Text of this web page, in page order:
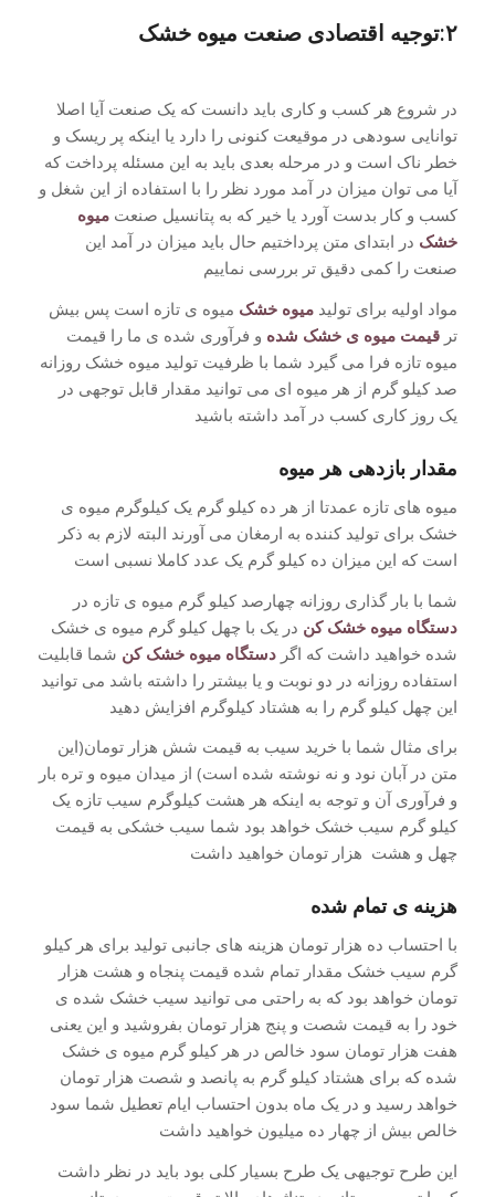
۲:توجیه اقتصادی صنعت میوه خشک
در شروع هر کسب و کاری باید دانست که یک صنعت آیا اصلا
توانایی سودهی در موقیعت کنونی را دارد یا اینکه پر ریسک و
خطر ناک است و در مرحله بعدی باید به این مسئله پرداخت که
آیا می توان میزان در آمد مورد نظر را با استفاده از این شغل و
کسب و کار بدست آورد یا خیر که به پتانسیل صنعت میوه
خشک در ابتدای متن پرداختیم حال باید میزان در آمد این
صنعت را کمی دقیق تر بررسی نماییم
مواد اولیه برای تولید میوه خشک میوه ی تازه است پس بیش
تر قیمت میوه ی خشک شده و فرآوری شده ی ما را قیمت
میوه تازه فرا می گیرد شما با ظرفیت تولید میوه خشک روزانه
صد کیلو گرم از هر میوه ای می توانید مقدار قابل توجهی در
یک روز کاری کسب در آمد داشته باشید
مقدار بازدهی هر میوه
میوه های تازه عمدتا از هر ده کیلو گرم یک کیلوگرم میوه ی
خشک برای تولید کننده به ارمغان می آورند البته لازم به ذکر
است که این میزان ده کیلو گرم یک عدد کاملا نسبی است
شما با بار گذاری روزانه چهارصد کیلو گرم میوه ی تازه در
دستگاه میوه خشک کن در یک با چهل کیلو گرم میوه ی خشک
شده خواهید داشت که اگر دستگاه میوه خشک کن شما قابلیت
استفاده روزانه در دو نوبت و یا بیشتر را داشته باشد می توانید
این چهل کیلو گرم را به هشتاد کیلوگرم افزایش دهید
برای مثال شما با خرید سیب به قیمت شش هزار تومان(این
متن در آبان نود و نه نوشته شده است) از میدان میوه و تره بار
و فرآوری آن و توجه به اینکه هر هشت کیلوگرم سیب تازه یک
کیلو گرم سیب خشک خواهد بود شما سیب خشکی به قیمت
چهل و هشت هزار تومان خواهید داشت
هزینه ی تمام شده
با احتساب ده هزار تومان هزینه های جانبی تولید برای هر کیلو
گرم سیب خشک مقدار تمام شده قیمت پنجاه و هشت هزار
تومان خواهد بود که به راحتی می توانید سیب خشک شده ی
خود را به قیمت شصت و پنج هزار تومان بفروشید و این یعنی
هفت هزار تومان سود خالص در هر کیلو گرم میوه ی خشک
شده که برای هشتاد کیلو گرم به پانصد و شصت هزار تومان
خواهد رسید و در یک ماه بدون احتساب ایام تعطیل شما سود
خالص بیش از چهار ده میلیون خواهید داشت
این طرح توجیهی یک طرح بسیار کلی بود باید در نظر داشت